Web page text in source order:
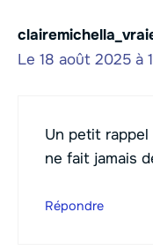
Le 18 août 2025 à
Un petit
ne fait jamais
Répondre